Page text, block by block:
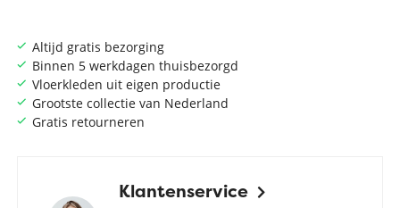
Altijd gratis bezorging
Binnen 5 werkdagen thuisbezorgd
Vloerkleden uit eigen productie
Grootste collectie van Nederland
Gratis retourneren
Klantenservice